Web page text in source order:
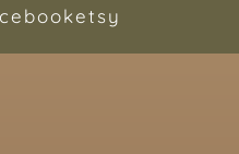
etsy